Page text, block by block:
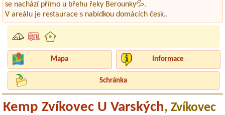
se nachází přímo u břehu řeky Berounky💦.
V areálu je restaurace s nabídkou domácích česk..
Mapa Informace
Schránka
Kemp Zvíkovec U Varských, Zvíkovec